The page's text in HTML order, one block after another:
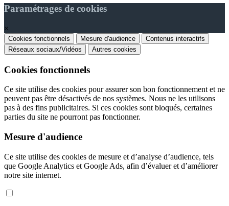
Paramétrages de cookies
×
Cookies fonctionnels Mesure d'audience
Contenus interactifs
Réseaux sociaux/Vidéos
Autres cookies
Cookies fonctionnels
Ce site utilise des cookies pour assurer son bon fonctionnement et ne
peuvent pas être désactivés de nos systèmes. Nous ne les utilisons
pas à des fins publicitaires. Si ces cookies sont bloqués, certaines
parties du site ne pourront pas fonctionner.
Mesure d'audience
Ce site utilise des cookies de mesure et d’analyse d’audience, tels
que Google Analytics et Google Ads, afin d’évaluer et d’améliorer
notre site internet.